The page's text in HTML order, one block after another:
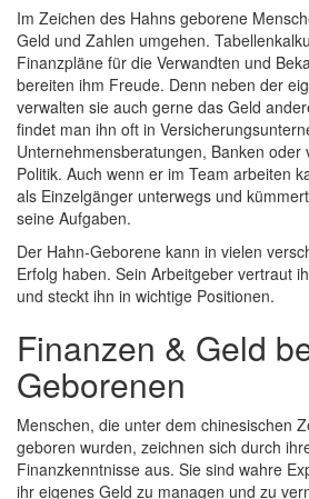
Im Zeichen des Hahns geborene
Geld und Zahlen umgehen.
Finanzpläne für die Verwandten und
bereiten ihm Freude. Denn neben der
verwalten sie auch gerne das Geld
findet man ihn oft in
Unternehmensberatungen, Banken oder
Politik. Auch wenn er im Team arbeiten
als Einzelgänger unterwegs und
seine Aufgaben.
Der Hahn-Geborene kann in vielen
Erfolg haben. Sein Arbeitgeber vertraut
und steckt ihn in wichtige Positionen.
Finanzen & Geld
Geborenen
Menschen, die unter dem chinesischen
geboren wurden, zeichnen sich durch
Finanzkenntnisse aus. Sie sind wahre
ihr eigenes Geld zu managen und zu